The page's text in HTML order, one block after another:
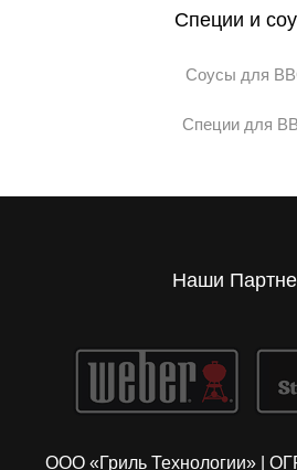
Специи и
Соусы для
Специи для
Наши
ООО «Гриль Технологии» |